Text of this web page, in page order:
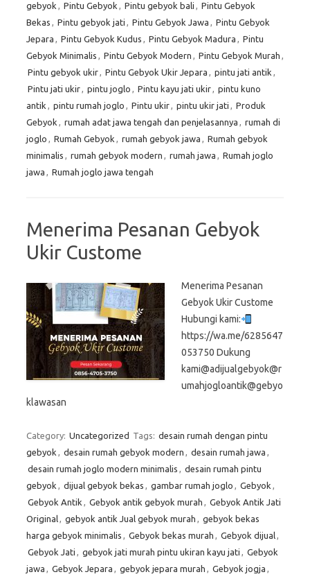
gebyok , Pintu Gebyok , Pintu gebyok bali , Pintu Gebyok
Bekas , Pintu gebyok jati , Pintu Gebyok Jawa , Pintu Gebyok
Jepara , Pintu Gebyok Kudus , Pintu Gebyok Madura , Pintu
Gebyok Minimalis , Pintu Gebyok Modern , Pintu Gebyok Murah ,
Pintu gebyok ukir, Pintu Gebyok Ukir Jepara , pintu jati antik ,
Pintu jati ukir, pintu joglo , Pintu kayu jati ukir, pintu kuno
antik , pintu rumah joglo , Pintu ukir, pintu ukir jati , Produk
Gebyok , rumah adat jawa tengah dan penjelasannya , rumah di
joglo , Rumah Gebyok , rumah gebyok jawa , Rumah gebyok
minimalis , rumah gebyok modern , rumah jawa , Rumah joglo
jawa , Rumah joglo jawa tengah
Menerima Pesanan Gebyok
Ukir Custome
Menerima Pesanan
Gebyok Ukir Custome
Hubungi kami:
https://wa.me/6285647
053750 Dukung
kami@adijualgebyok@r
umahjogloantik@gebyo
klawasan
Category: Uncategorized Tags: desain rumah dengan pintu
gebyok , desain rumah gebyok modern , desain rumah jawa ,
desain rumah joglo modern minimalis , desain rumah pintu
gebyok , dijual gebyok bekas , gambar rumah joglo , Gebyok ,
Gebyok Antik , Gebyok antik gebyok murah , Gebyok Antik Jati
Original, gebyok antik Jual gebyok murah , gebyok bekas
harga gebyok minimalis , Gebyok bekas murah , Gebyok dijual,
Gebyok Jati , gebyok jati murah pintu ukiran kayu jati , Gebyok
jawa , Gebyok Jepara , gebyok jepara murah , Gebyok jogja ,